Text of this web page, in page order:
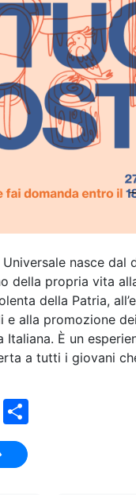
nasce dal
della propria vita
della Patria,
e alla promozione
Italiana. È un
a tutti i giovani
Li